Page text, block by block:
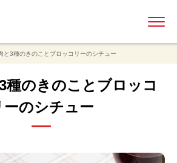
と3種のきのことブロッコリーのシチュー
種のきのことブロッコ
ーのシチュー